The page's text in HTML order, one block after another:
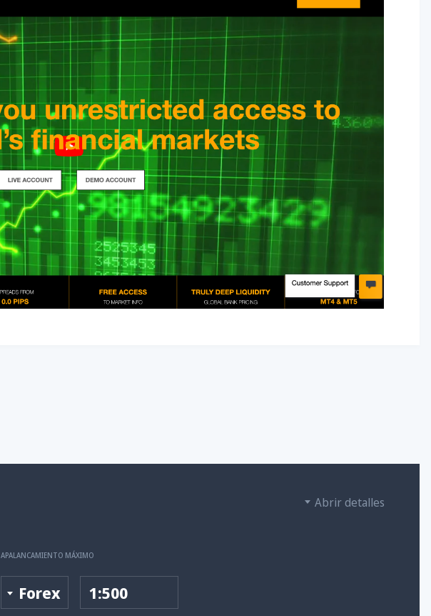
Abrir detalles
APALANCAMIENTO MÁXIMO
Forex 1:500